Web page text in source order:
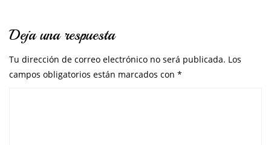
Deja una respuesta
Tu dirección de correo electrónico no será publicada. Los
campos obligatorios están marcados con *